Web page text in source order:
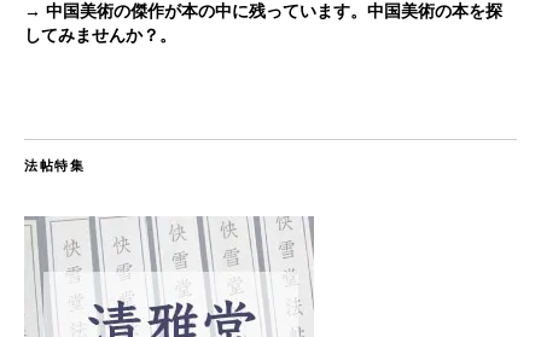
→ 中国美術の傑作が本の中に残っています。中国美術の本を探
してみませんか？。
法帖特集